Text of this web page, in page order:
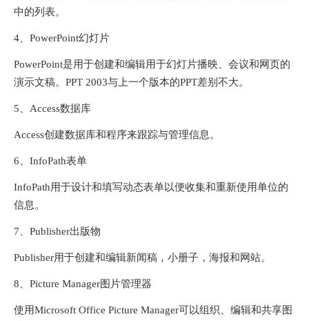
中的列表。
4、PowerPoint幻灯片
PowerPoint是用于创建和编辑用于幻灯片播映、会议和网页的
演示文稿。PPT 2003与上一个版本的PPT差别不大。
5、Access数据库
Access创建数据库和程序来跟踪与管理信息。
6、InfoPath表单
InfoPath用于设计和填写动态表单以便收集和重新使用单位的
信息。
7、Publisher出版物
Publisher用于创建和编辑新闻稿，小册子，海报和网站。
8、Picture Manager图片管理器
使用Microsoft Office Picture Manager可以组织、编辑和共享图